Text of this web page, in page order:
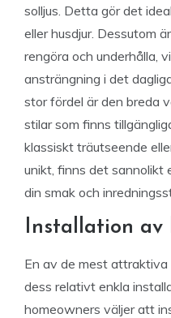
solljus. Detta gör det
eller husdjur. Dessutom
rengöra och underhålla,
ansträngning i det
stor fördel är den breda
stilar som finns
klassiskt träutseende
unikt, finns det sannolikt
din smak och
Installation av
En av de mest
dess relativt enkla
homeowners väljer att